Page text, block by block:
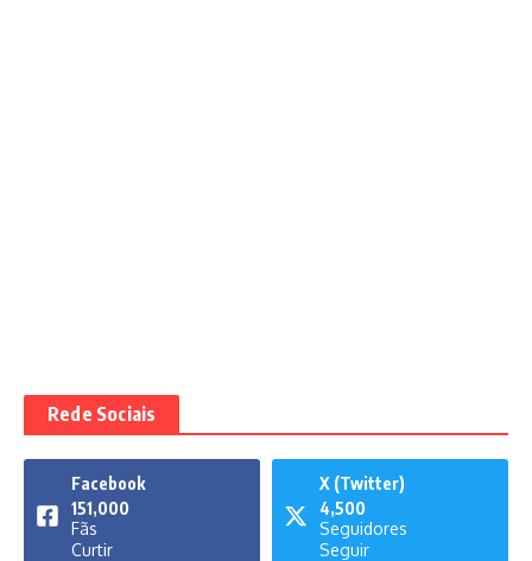
Rede Sociais
Facebook
151,000
Fãs
Curtir
X (Twitter)
4,500
Seguidores
Seguir